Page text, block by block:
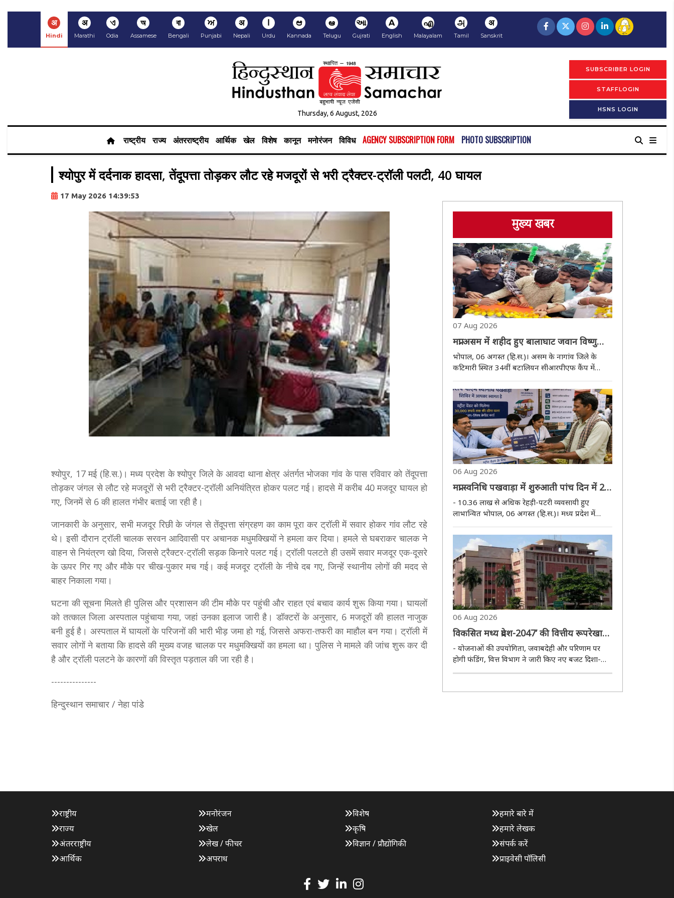
अ
Hindi
अ
Marathi
ଏ
Odia
অ
Assamese
বা
Bengali
ਅ
Punjabi
अ
Nepali
ا
Urdu
ಆ
Kannada
ఆ
Telugu
આ
Gujrati
A
English
എ
Malayalam
அ
Tamil
अ
Sanskrit
Thursday, 6 August, 2026
SUBSCRIBER LOGIN
STAFFLOGIN
HSNS LOGIN
राष्ट्रीय राज्य अंतरराष्ट्रीय आर्थिक खेल विशेष कानून मनोरंजन विविध AGENCY SUBSCRIPTION FORM PHOTO SUBSCRIPTION
श्योपुर में दर्दनाक हादसा, तेंदूपत्ता तोड़कर लौट रहे मजदूरों से भरी ट्रैक्टर-ट्रॉली पलटी, 40 घायल
17 May 2026 14:39:53
श्योपुर, 17 मई (हि.स.)। मध्य प्रदेश के श्योपुर जिले के आवदा थाना क्षेत्र अंतर्गत भोजका गांव के पास रविवार को तेंदूपत्ता
तोड़कर जंगल से लौट रहे मजदूरों से भरी ट्रैक्टर-ट्रॉली अनियंत्रित होकर पलट गई। हादसे में करीब 40 मजदूर घायल हो
गए, जिनमें से 6 की हालत गंभीर बताई जा रही है।
जानकारी के अनुसार, सभी मजदूर रिछी के जंगल से तेंदूपत्ता संग्रहण का काम पूरा कर ट्रॉली में सवार होकर गांव लौट रहे
थे। इसी दौरान ट्रॉली चालक सरवन आदिवासी पर अचानक मधुमक्खियों ने हमला कर दिया। हमले से घबराकर चालक ने
वाहन से नियंत्रण खो दिया, जिससे ट्रैक्टर-ट्रॉली सड़क किनारे पलट गई। ट्रॉली पलटते ही उसमें सवार मजदूर एक-दूसरे
के ऊपर गिर गए और मौके पर चीख-पुकार मच गई। कई मजदूर ट्रॉली के नीचे दब गए, जिन्हें स्थानीय लोगों की मदद से
बाहर निकाला गया।
घटना की सूचना मिलते ही पुलिस और प्रशासन की टीम मौके पर पहुंची और राहत एवं बचाव कार्य शुरू किया गया। घायलों
को तत्काल जिला अस्पताल पहुंचाया गया, जहां उनका इलाज जारी है। डॉक्टरों के अनुसार, 6 मजदूरों की हालत नाजुक
बनी हुई है। अस्पताल में घायलों के परिजनों की भारी भीड़ जमा हो गई, जिससे अफरा-तफरी का माहौल बन गया। ट्रॉली में
सवार लोगों ने बताया कि हादसे की मुख्य वजह चालक पर मधुमक्खियों का हमला था। पुलिस ने मामले की जांच शुरू कर दी
है और ट्रॉली पलटने के कारणों की विस्तृत पड़ताल की जा रही है।
---------------
हिन्दुस्थान समाचार / नेहा पांडे
मुख्य खबर
07 Aug 2026
मप्रः असम में शहीद हुए बालाघाट जवान विष्णु
बघेल का राजकीय सम्मान के साथ हुआ अंतिम
संस्कार
भोपाल, 06 अगस्त (हि.स.)। असम के नागांव जिले के
कटिमारी स्थित 34वीं बटालियन सीआरपीएफ कैंप में
मंगलवार को हुई फायरिंग में जान गंवाने वाले मध्य प्रदेश के
बालाघाट जिले के वीर जवान प्रधान आरक्षक विष्णु बघेल
का गुरुवार को उनके पैतृक ग्राम में राजकीय सम्म..
06 Aug 2026
मप्रः स्वनिधि पखवाड़ा में शुरुआती पांच दिन में 25
करोड़ के 8,377 ऋण वितरित
- 10.36 लाख से अधिक रेहड़ी-पटरी व्यवसायी हुए
लाभान्वित भोपाल, 06 अगस्त (हि.स.)। मध्य प्रदेश में
संचालित पीएम स्वनिधि के अंतर्गत शुरुआती पांच दिनों में
1,575 नवीन पथ-विक्रेताओ को योजना से जोड़ा गया है।
8,86 नवीन क्रेडिट कार्ड के आवेदन बैंको में ..
06 Aug 2026
विकसित मध्य प्रदेश-2047’ की वित्तीय रूपरेखा
तैयार, तीन वर्षीय रोलिंग बजट पर होगा फोकस
- योजनाओं की उपयोगिता, जवाबदेही और परिणाम पर
होगी फंडिंग, वित्त विभाग ने जारी किए नए बजट दिशा-
निर्देश भोपाल, 06 अगस्त (हि.स.)। मध्य प्रदेश सरकार ने
अनुमान तथा 2028-29 एवं 2029-30 के रोलिंग बजट ..
राष्ट्रीय
राज्य
अंतरराष्ट्रीय
आर्थिक
मनोरंजन
खेल
लेख / फीचर
अपराध
विशेष
कृषि
विज्ञान / प्रौद्योगिकी
हमारे बारे में
हमारे लेखक
संपर्क करें
प्राइवेसी पॉलिसी